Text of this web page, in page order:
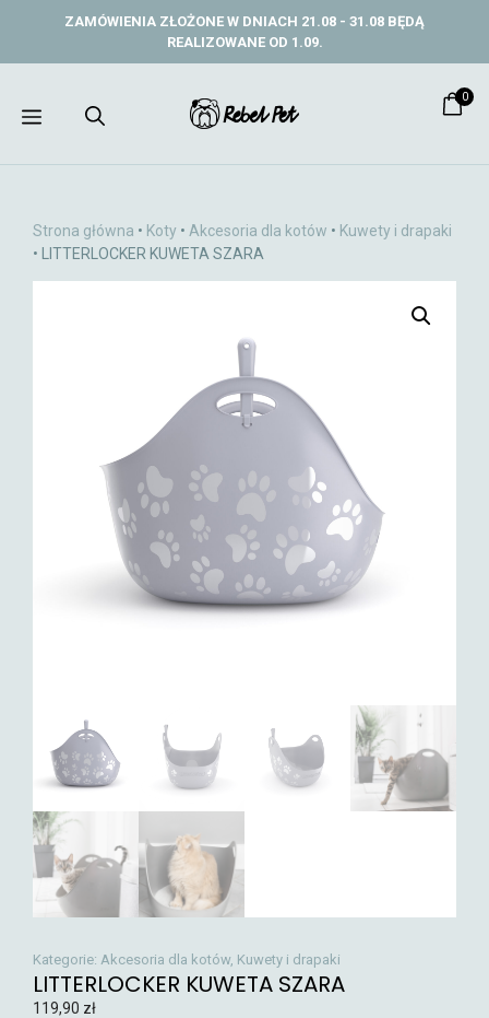
ZAMÓWIENIA ZŁOŻONE W DNIACH 21.08 - 31.08 BĘDĄ
REALIZOWANE OD 1.09.
Menu
0
Strona główna • Koty • Akcesoria dla kotów • Kuwety i drapaki
• LITTERLOCKER KUWETA SZARA
LITTERLOCKER KUWETA SZARA
119,90 zł
Kategorie: Akcesoria dla kotów, Kuwety i drapaki